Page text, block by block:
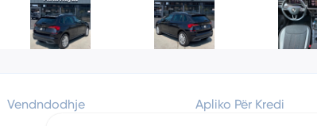
Vendndodhje Apliko Për Kredi